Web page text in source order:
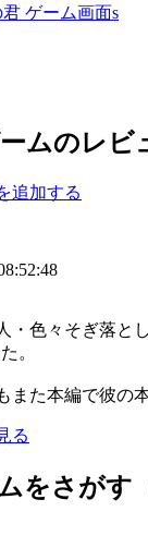
ムのレビ
追加する
・色々そぎ落と
。
また本編で彼の
る
をさがす